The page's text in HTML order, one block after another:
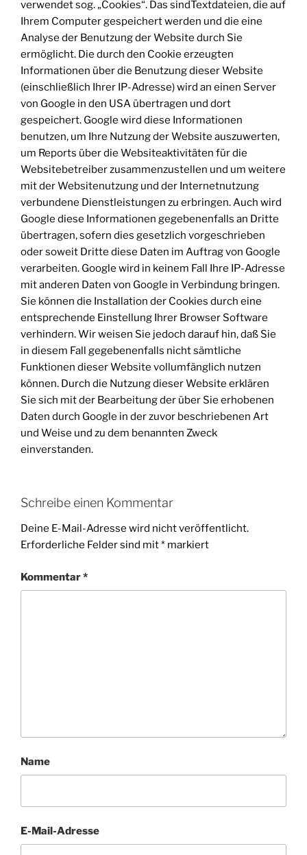
verwendet sog. „Cookies“. Das sindTextdateien, die auf
Ihrem Computer gespeichert werden und die eine
Analyse der Benutzung der Website durch Sie
ermöglicht. Die durch den Cookie erzeugten
Informationen über die Benutzung dieser Website
(einschließlich Ihrer IP-Adresse) wird an einen Server
von Google in den USA übertragen und dort
gespeichert. Google wird diese Informationen
benutzen, um Ihre Nutzung der Website auszuwerten,
um Reports über die Websiteaktivitäten für die
Websitebetreiber zusammenzustellen und um weitere
mit der Websitenutzung und der Internetnutzung
verbundene Dienstleistungen zu erbringen. Auch wird
Google diese Informationen gegebenenfalls an Dritte
übertragen, sofern dies gesetzlich vorgeschrieben
oder soweit Dritte diese Daten im Auftrag von Google
verarbeiten. Google wird in keinem Fall Ihre IP-Adresse
mit anderen Daten von Google in Verbindung bringen.
Sie können die Installation der Cookies durch eine
entsprechende Einstellung Ihrer Browser Software
verhindern. Wir weisen Sie jedoch darauf hin, daß Sie
in diesem Fall gegebenenfalls nicht sämtliche
Funktionen dieser Website vollumfänglich nutzen
können. Durch die Nutzung dieser Website erklären
Sie sich mit der Bearbeitung der über Sie erhobenen
Daten durch Google in der zuvor beschriebenen Art
und Weise und zu dem benannten Zweck
einverstanden.
Schreibe einen Kommentar
Deine E-Mail-Adresse wird nicht veröffentlicht.
Erforderliche Felder sind mit* markiert
Kommentar*
Name
E-Mail-Adresse